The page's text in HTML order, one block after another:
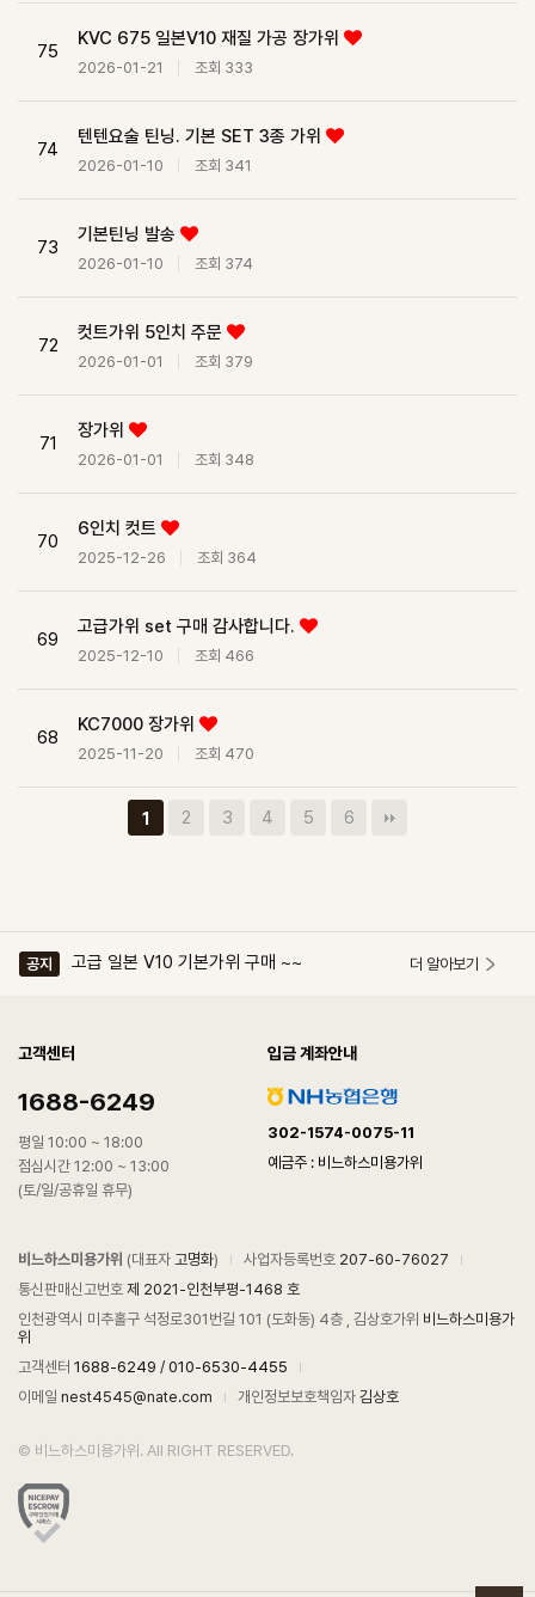
75
KVC 675 일본V10 재질 가공 장가위
2026-01-21 조회 333
74
텐텐요술 틴닝. 기본 SET 3종 가위
2026-01-10 조회 341
73
기본틴닝 발송
2026-01-10 조회 374
72
컷트가위 5인치 주문
2026-01-01 조회 379
71
장가위
2026-01-01 조회 348
70
6인치 컷트
2025-12-26 조회 364
69
고급가위 set 구매 감사합니다.
2025-12-10 조회 466
68
KC7000 장가위
2025-11-20 조회 470
1 2 3 4 5 6
공지 기본컷트 5.5인치구매
공지 고급 일본 V10 기본가위 구매 ~~
공지 NTW6030
공지 고급 일본 V10 기본가위 구매 ~~
드라마 소품 지원, 협찬사~~♡
공지 NMWB610. NTW6030
공지 NTW6030
더 알아보기
고객센터
1688-6249
평일 10:00 ~ 18:00
점심시간 12:00 ~ 13:00
(토/일/공휴일 휴무)
입금 계좌안내
302-1574-0075-11
예금주 : 비느하스미용가위
비느하스미용가위 (대표자 고명화) 사업자등록번호 207-60-76027
통신판매신고번호 제 2021-인천부평-1468 호
인천광역시 미추홀구 석정로301번길 101 (도화동) 4층 , 김상호가위 비느하스미용가
위
고객센터 1688-6249 / 010-6530-4455
이메일 nest4545@nate.com 개인정보보호책임자 김상호
© 비느하스미용가위. All RIGHT RESERVED.